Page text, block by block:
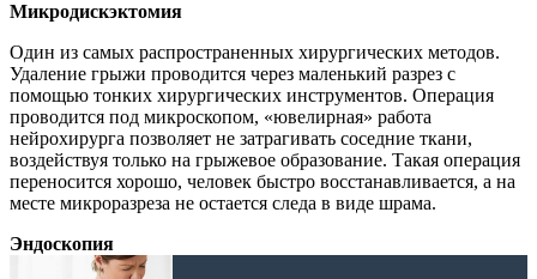
Микродискэктомия
Один из самых распространенных хирургических методов.
Удаление грыжи проводится через маленький разрез с
помощью тонких хирургических инструментов. Операция
проводится под микроскопом, «ювелирная» работа
нейрохирурга позволяет не затрагивать соседние ткани,
воздействуя только на грыжевое образование. Такая операция
переносится хорошо, человек быстро восстанавливается, а на
месте микроразреза не остается следа в виде шрама.
Эндоскопия